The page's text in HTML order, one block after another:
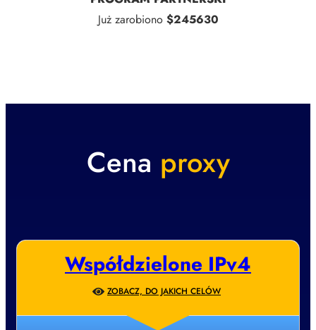
Już zarobiono $245630
Cena proxy
Współdzielone IPv4
ZOBACZ, DO JAKICH CELÓW